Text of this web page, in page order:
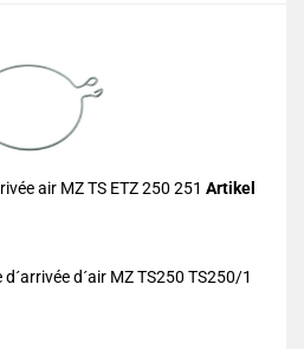
air MZ TS ETZ 250 251 Artikel
d´air MZ TS250 TS250/1